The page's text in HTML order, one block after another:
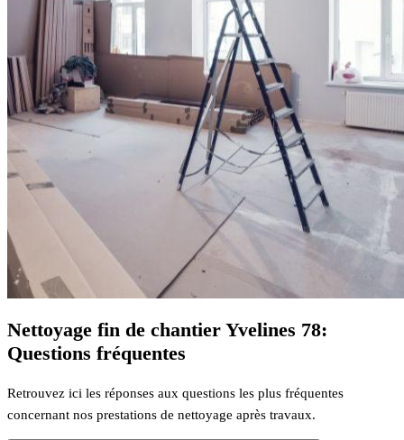
Nettoyage fin de chantier Yvelines 78:
Questions fréquentes
Retrouvez ici les réponses aux questions les plus fréquentes
concernant nos prestations de nettoyage après travaux.